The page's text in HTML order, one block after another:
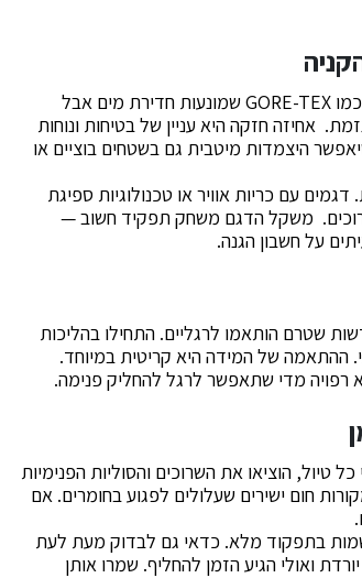
טכנולוגיה היא המילה הקסם. חפשו פריטים עם ממברנות נושמות כמו GORE-TEX שמונעות חדירת מים אבל
אחיזה חזקה היא עניין של בטיחות ונוחות
היצמדות מיטבית גם בשטחים בוציים או
עם כריות אוויר או טכנולוגיות ספיגת
משקל הדגם משחק תפקיד חשוב —
על חשבון הגנה.
שטרם הותאמו לרגליים. התחילו בהליכות
ההתאמה של המידה היא קריטית במיוחד.
רפויה מדי שתאפשר לרגל להחליק פנימה.
טיול, הוציאו את השרוכים והסוליות הפנימיות
חום ישירים שעלולים לפגוע בחומרים. אם
בתפקוד מלא. כדאי גם לבדוק מעת לעת
ואולי הגיע הזמן להחליף. שמרו אותן